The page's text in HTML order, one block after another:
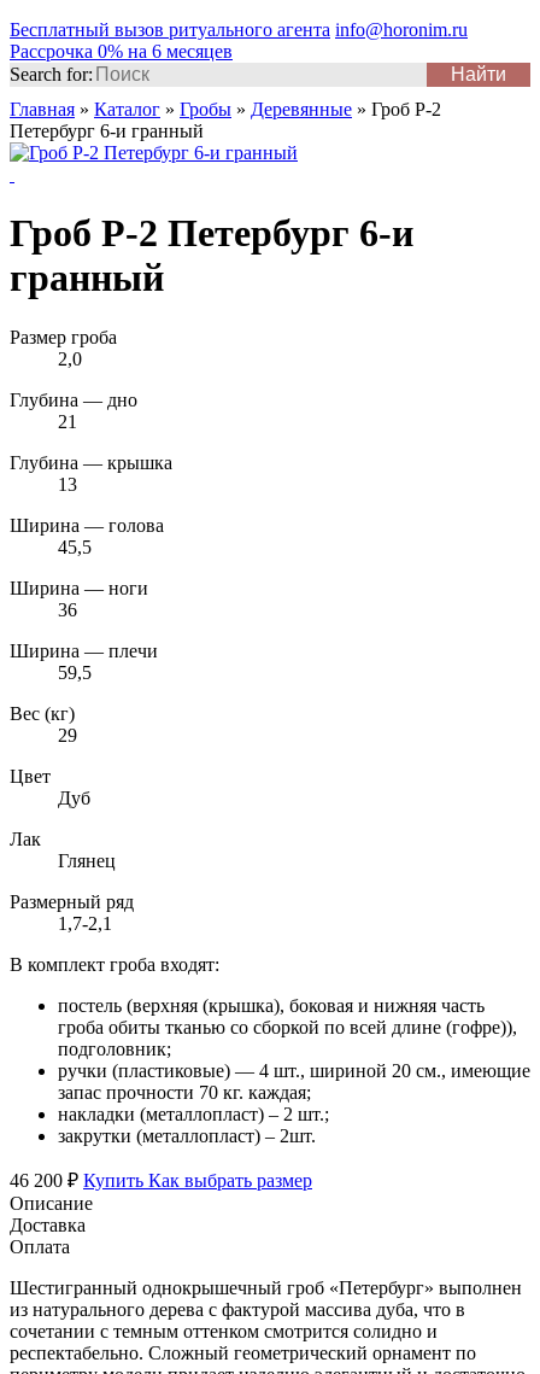
Бесплатный вызов ритуального агента info@horonim.ru
Рассрочка 0% на 6 месяцев
Search for:
Главная » Каталог » Гробы » Деревянные » Гроб Р-2
Петербург 6-и гранный
Гроб Р-2 Петербург 6-и
гранный
Размер гроба
2,0
Глубина — дно
21
Глубина — крышка
13
Ширина — голова
45,5
Ширина — ноги
36
Ширина — плечи
59,5
Вес (кг)
29
Цвет
Дуб
Лак
Глянец
Размерный ряд
1,7-2,1
В комплект гроба входят:
постель (верхняя (крышка), боковая и нижняя часть
гроба обиты тканью со сборкой по всей длине (гофре)),
подголовник;
ручки (пластиковые) — 4 шт., шириной 20 см., имеющие
запас прочности 70 кг. каждая;
накладки (металлопласт) – 2 шт.;
закрутки (металлопласт) – 2шт.
46 200 ₽ Купить Как выбрать размер
Описание
Доставка
Оплата
Шестигранный однокрышечный гроб «Петербург» выполнен
из натурального дерева с фактурой массива дуба, что в
сочетании с темным оттенком смотрится солидно и
респектабельно. Сложный геометрический орнамент по